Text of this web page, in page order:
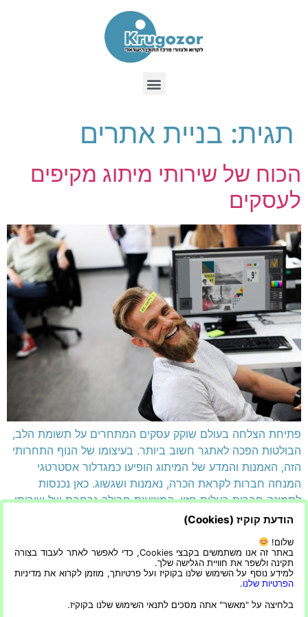
תגית: בניית אתרים
הכוח של שירותי מיתוג מקיפים
לעסקים
פתיחת הצלחה בעולם שוקק עסקים המתחרים על תשומת הלב,
הבולטות הפכה לאתגר חשוב ביותר. בעיצומו של הנוף התחרותי
הזה, האמנות והמדע של המיתוג הופיעו כמגדלור אסטרטגי
המנחה חברות לקראת הכרה, נאמנות ושגשוג. כאן נכנסות
לתמונה חברות בעלות חזון, המציעות חבילה נרחבת של שירותי
היכרות עסקית שמתעלים מעבר לעיצוב לוגו בלבד ומעטפות את
הצהרת נגישות הפרטיות שלנו
הודעת קוקיז (Cookies)
שלום!
באתר זה אנו משתמשים בקבצי Cookies, כדי לאפשר לאתר לעבוד בצורה
תקינה ולשפר את חוויית הגלישה שלך.
למידע נוסף על השימוש שלנו בקוקיז ועל פרטיותך, מוזמן לקרוא את מדיניות
הפרטיות שלנו.
בלחיצה על "מאשר" אתה מסכים לתנאי השימוש שלנו בקוקיז.